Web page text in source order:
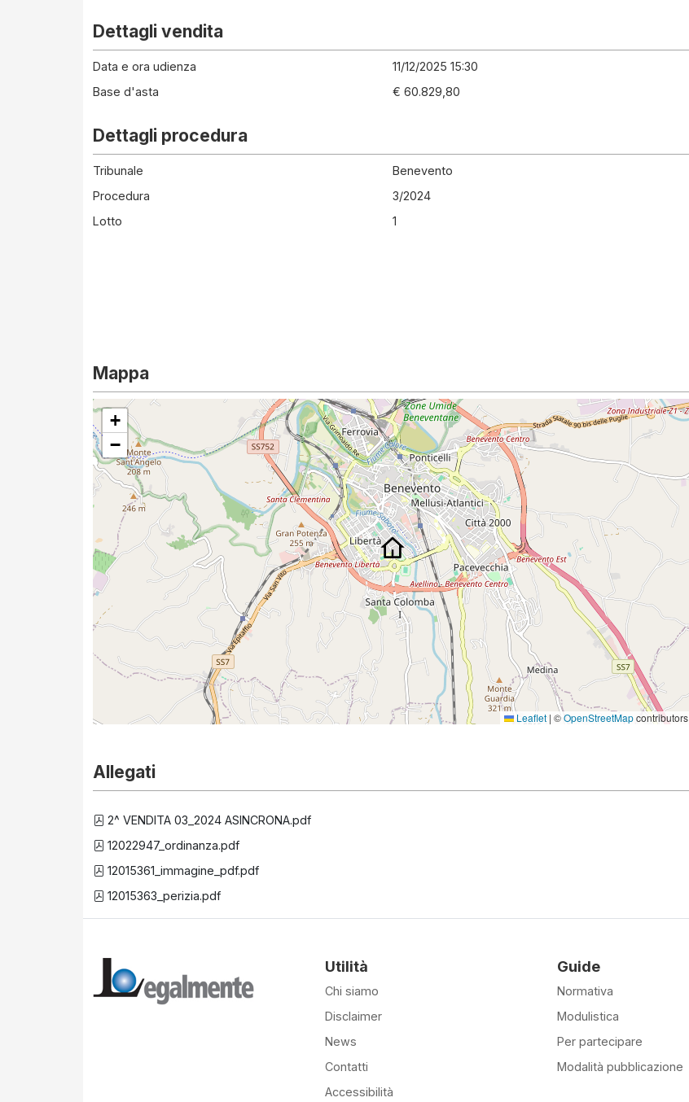
Dettagli vendita
Data e ora udienza
11/12/2025 15:30
Base d'asta
€ 60.829,80
Dettagli procedura
Tribunale
Benevento
Procedura
3/2024
Lotto
1
Mappa
+
−
Leaflet | ©OpenStreetMapcontributors
Allegati
2^ VENDITA 03_2024 ASINCRONA.pdf
12022947_ordinanza.pdf
12015361_immagine_pdf.pdf
12015363_perizia.pdf
Utilità
Chi siamo
Disclaimer
News
Contatti
Accessibilità
Guide
Normativa
Modulistica
Per partecipare
Modalità pubblicazione